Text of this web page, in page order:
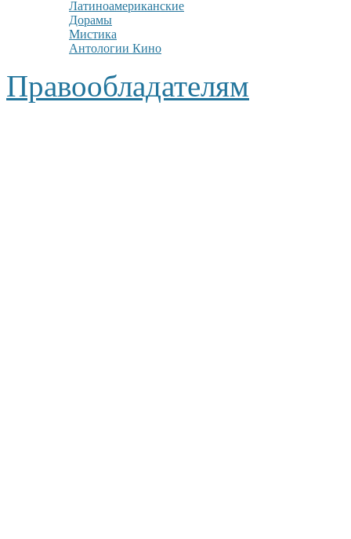
Латиноамериканские
Дорамы
Мистика
Антологии Кино
Правообладателям